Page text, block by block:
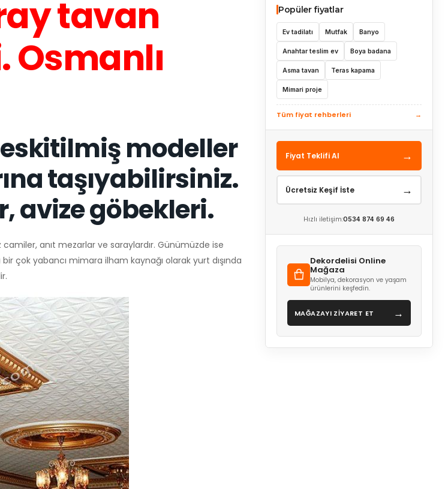
Popüler fiyatlar
Ev tadilatı Mutfak Banyo
Anahtar teslim ev Boya badana
Asma tavan Teras kapama
Mimari proje
Tüm fiyat rehberleri →
Fiyat Teklifi Al →
Ücretsiz Keşif İste →
Hızlı iletişim:0534 874 69 46
Dekordelisi Online
Mağaza
Mobilya, dekorasyon ve yaşam
ürünlerini keşfedin.
MAĞAZAYI ZİYARET ET →
tavan
eskitilmiş modeller
taşıyabilirsiniz.
avize göbekleri.
camiler, anıt mezarlar ve saraylardır. Günümüzde ise
çok yabancı mimara ilham kaynağı olarak yurt dışında